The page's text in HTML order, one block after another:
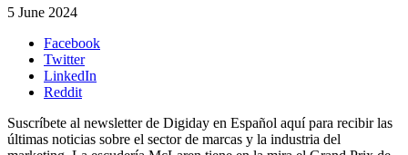
5 June 2024
Facebook
Twitter
LinkedIn
Reddit
Suscríbete al newsletter de Digiday en Español aquí para recibir las
últimas noticias sobre el sector de marcas y la industria del